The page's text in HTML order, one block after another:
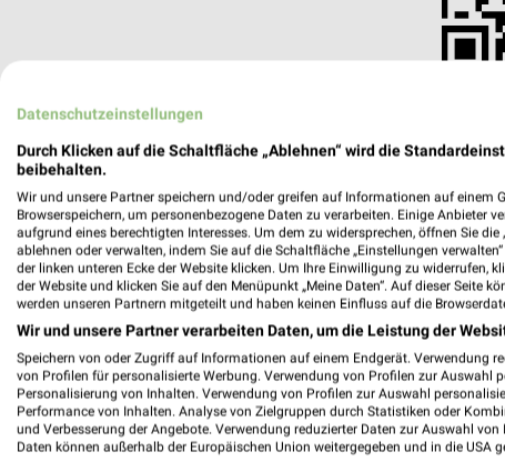
Louis FUNSHOP Mönchengladbach
Odenkirchener Straße 171 / 173
41236 Mönchengladbach
Heute geschlossen
501,18 km
Louis FUNSHOP Wuppertal
Hofkamp 138-140
42103 Wuppertal
Datenschutzeinstellungen
Durch Klicken auf die Schaltfläche „Ablehnen“ wird die
beibehalten.
Wir und unsere Partner speichern und/oder greifen auf Informationen auf einem
Browserspeichern, um personenbezogene Daten zu verarbeiten. Einige Anbieter
aufgrund eines berechtigten Interesses. Um dem zu widersprechen, öffnen Sie
ablehnen oder verwalten, indem Sie auf die Schaltfläche „Einstellungen
der linken unteren Ecke der Website klicken. Um Ihre Einwilligung zu widerrufen,
der Website und klicken Sie auf den Menüpunkt „Meine Daten“. Auf dieser Seite
werden unseren Partnern mitgeteilt und haben keinen Einfluss auf die
Wir und unsere Partner verarbeiten Daten, um die Leistung der
Speichern von oder Zugriff auf Informationen auf einem Endgerät. Verwendung
von Profilen für personalisierte Werbung. Verwendung von Profilen zur Auswahl
Personalisierung von Inhalten. Verwendung von Profilen zur Auswahl
Performance von Inhalten. Analyse von Zielgruppen durch Statistiken oder
und Verbesserung der Angebote. Verwendung reduzierter Daten zur Auswahl von
Daten können außerhalb der Europäischen Union weitergegeben und in die USA